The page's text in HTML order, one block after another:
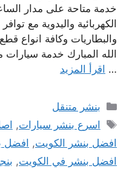
خدمة متاحة على مدار
الكهربائية واليدوية مع
والبطاريات وكافة انواع
الله المبارك خدمة
… اقرأ المزيد
التصنيفات
بنشر متنقل
الوسوم
اسرع بنشر سيارات,
افضل بنشر الكويت, افضل
افضل بنشر في الكويت,